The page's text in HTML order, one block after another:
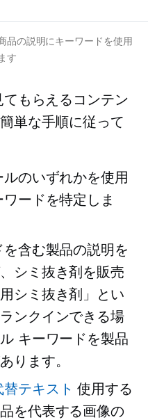
品の説明にキーワードを使用
す
もらえるコンテン
単な手順に従って
ルのいずれかを使用
ードを特定しま
含む製品の説明を
シミ抜き剤を販売
シミ抜き剤」とい
ンクインできる場
キーワードを製品
ります。
替テキスト 使用する
を代表する画像の